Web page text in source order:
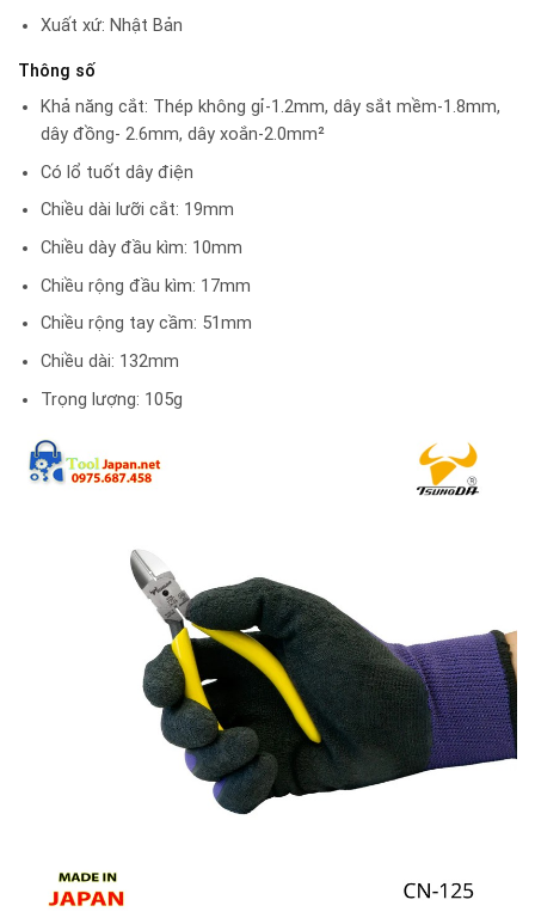
Xuất xứ: Nhật Bản
Thông số
Khả năng cắt: Thép không gỉ-1.2mm, dây sắt mềm-1.8mm,
dây đồng- 2.6mm, dây xoắn-2.0mm²
Có lổ tuốt dây điện
Chiều dài lưỡi cắt: 19mm
Chiều dày đầu kìm: 10mm
Chiều rộng đầu kìm: 17mm
Chiều rộng tay cầm: 51mm
Chiều dài: 132mm
Trọng lượng: 105g